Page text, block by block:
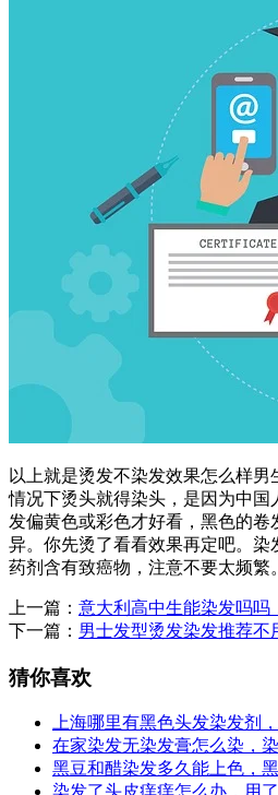
以上就是烫发不染发效果怎么样
情况下烫头就得染头，是因为中
发偏黄色或彩色才好看，黑色的
异。你先烫了看看效果再定吧。染
药剂含有致癌物，注意不要太频繁。
上一篇： 意大利高中生能染发吗吗
下一篇： 男士发型烫发染发推荐不
猜你喜欢
上海哪里有黑色头发染发剂
在家染发无染发膏怎么染，
黑豆和醋染发多久能上色，